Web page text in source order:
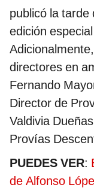
publicó la tarde
edición
directores en
Fernando
Director de
Valdivia
Provías
PUEDES VER:
de Alfonso